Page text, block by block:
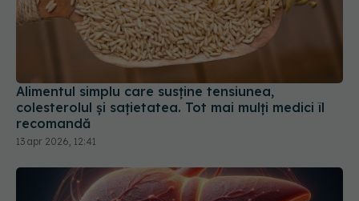
Alimentul simplu care susține tensiunea,
colesterolul și sațietatea. Tot mai mulți medici îl
recomandă
13 apr 2026, 12:41